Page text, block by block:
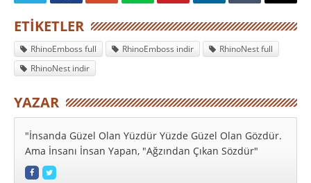
ETIKETLER
RhinoEmboss full RhinoEmboss indir
RhinoNest full
RhinoNest indir
YAZAR
"İnsanda Güzel Olan Yüzdür Yüzde Güzel Olan Gözdür.
Ama İnsanı İnsan Yapan, "Ağzından Çıkan Sözdür"